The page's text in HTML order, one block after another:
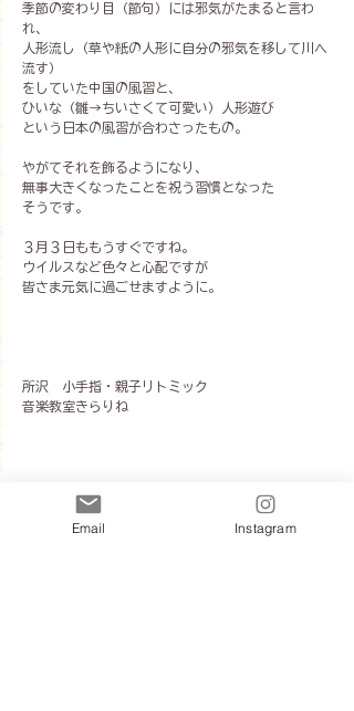
季節の変わり目（節句）には邪気がたまると言わ
れ、
人形流し（草や紙の人形に自分の邪気を移して川へ
流す）
をしていた中国の風習と、
ひいな（雛→ちいさくて可愛い）人形遊び
という日本の風習が合わさったもの。
やがてそれを飾るようになり、
無事大きくなったことを祝う習慣となった
そうです。
３月３日ももうすぐですね。
ウイルスなど色々と心配ですが
皆さま元気に過ごせますように。
所沢　小手指・親子リトミック
音楽教室きらりね
Email Instagram